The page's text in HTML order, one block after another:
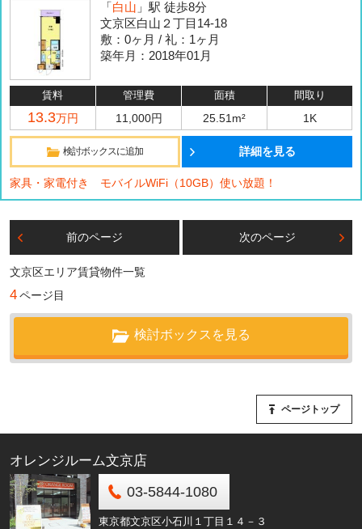
「 白山 」駅 徒歩8分
文京区白山２丁目14-18
敷：0ヶ月 / 礼：1ヶ月
築年月：2018年01月
賃料 管理費 面積 間取り
13.3万円 11,000円 25.51m² 1K
検討ボックスに追加 詳細を見る
家具・家電付き モバイルWiFi（10GB）使い放題！
前のページ 次のページ
文京区エリア賃貸物件一覧
4ページ目
検討ボックスを見る
ページトップ
オレンジルーム文京店
03-5844-1080
東京都文京区小石川１丁目１４－３